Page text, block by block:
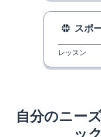
スポ
レッスン
自分のニー
ッ